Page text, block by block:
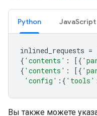
Python JavaScript
inlined_requests =
{ 'contents' : [{
{ 'contents' : [{
'config' :{ 'tools'
Вы также можете